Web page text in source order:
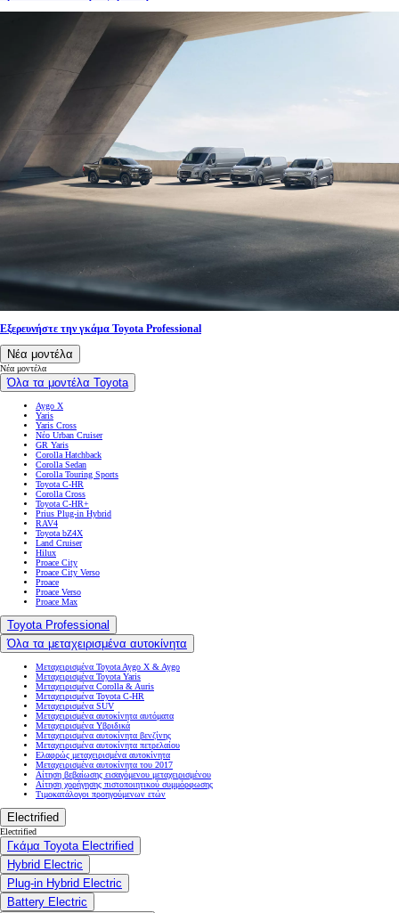
Εξερευνήστε την γκάμα Toyota Professional
Νέα μοντέλα
Νέα μοντέλα
Όλα τα μοντέλα Toyota
Aygo X
Yaris
Yaris Cross
Νέο Urban Cruiser
GR Yaris
Corolla Hatchback
Corolla Sedan
Corolla Touring Sports
Toyota C-HR
Corolla Cross
Toyota C-HR+
Prius Plug-in Hybrid
RAV4
Toyota bZ4X
Land Cruiser
Hilux
Proace City
Proace City Verso
Proace
Proace Verso
Proace Max
Toyota Professional
Όλα τα μεταχειρισμένα αυτοκίνητα
Μεταχειρισμένα Toyota Aygo X & Aygo
Μεταχειρισμένα Toyota Yaris
Μεταχειρισμένα Corolla & Auris
Μεταχειρισμένα Toyota C-HR
Μεταχειρισμένα SUV
Μεταχειρισμένα αυτοκίνητα αυτόματα
Μεταχειρισμένα Υβριδικά
Μεταχειρισμένα αυτοκίνητα βενζίνης
Μεταχειρισμένα αυτοκίνητα πετρελαίου
Ελαφρώς μεταχειρισμένα αυτοκίνητα
Μεταχειρισμένα αυτοκίνητα του 2017
Αίτηση βεβαίωσης εισαγόμενου μεταχειρισμένου
Αίτηση χορήγησης πιστοποιητικού συμμόρφωσης
Τιμοκατάλογοι προηγούμενων ετών
Electrified
Electrified
Γκάμα Toyota Electrified
Hybrid Electric
Plug-in Hybrid Electric
Battery Electric